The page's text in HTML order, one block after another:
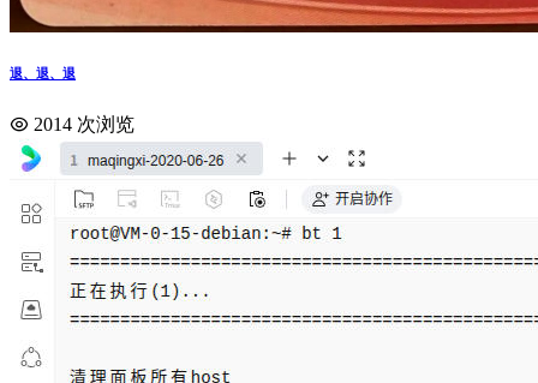
退、退、退
2014 次浏览